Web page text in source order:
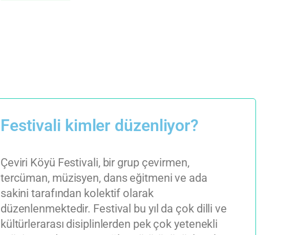
Festivali kimler düzenliyor?
Çeviri Köyü Festivali, bir grup çevirmen,
tercüman, müzisyen, dans eğitmeni ve ada
sakini tarafından kolektif olarak
düzenlenmektedir. Festival bu yıl da çok dilli ve
kültürlerarası disiplinlerden pek çok yetenekli